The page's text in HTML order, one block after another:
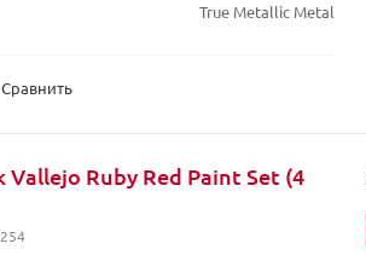
True Metallic Metal
Сравнить
Vallejo Ruby Red Paint Set (4